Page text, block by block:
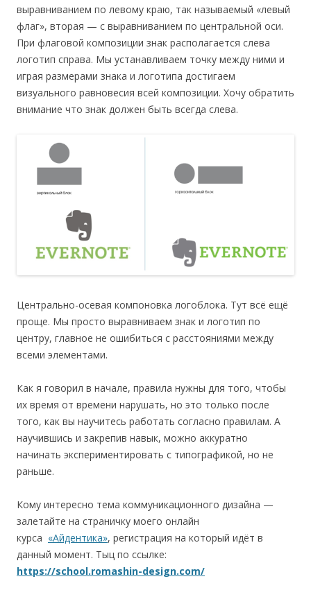
выравниванием по левому краю, так называемый «левый
флаг», вторая — с выравниванием по центральной оси.
При флаговой композиции знак располагается слева
логотип справа. Мы устанавливаем точку между ними и
играя размерами знака и логотипа достигаем
визуального равновесия всей композиции. Хочу обратить
внимание что знак должен быть всегда слева.
Центрально-осевая компоновка логоблока. Тут всё ещё
проще. Мы просто выравниваем знак и логотип по
центру, главное не ошибиться с расстояниями между
всеми элементами.
Как я говорил в начале, правила нужны для того, чтобы
их время от времени нарушать, но это только после
того, как вы научитесь работать согласно правилам. А
научившись и закрепив навык, можно аккуратно
начинать экспериментировать с типографикой, но не
раньше.
Кому интересно тема коммуникационного дизайна —
залетайте на страничку моего онлайн
курса «Айдентика», регистрация на который идёт в
данный момент. Тыц по ссылке:
https://school.romashin-design.com/